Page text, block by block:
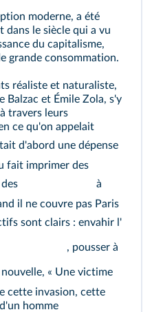
moderne, a été
dans le siècle qui a vu
du capitalisme,
grande consommation.
réaliste et naturaliste,
Balzac et Émile Zola, s'y
travers leurs
ce qu'on appelait
d'abord une dépense
fait imprimer des
à
il ne couvre pas Paris
sont clairs : envahir l'
, pousser à
nouvelle, « Une victime
cette invasion, cette
homme